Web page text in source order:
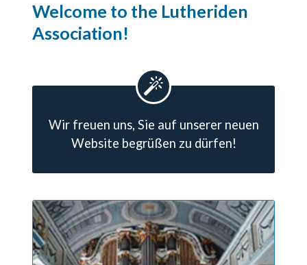
Welcome to the Lutheriden
Association!
Wir freuen uns, Sie auf unserer neuen
Website begrüßen zu dürfen!